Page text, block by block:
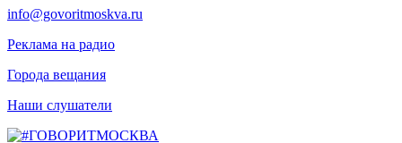
info@govoritmoskva.ru
Реклама на радио
Города вещания
Наши слушатели